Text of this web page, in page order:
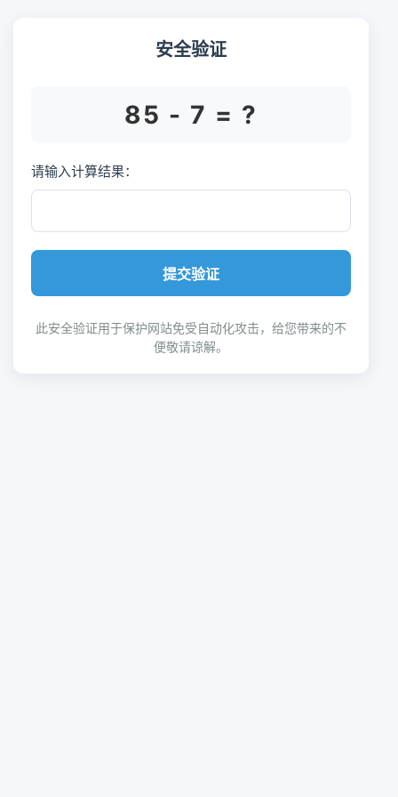
安全验证
85 - 7 = ?
请输入计算结果：
提交验证
此安全验证用于保护网站免受自动化攻击，给您带来的不
便敬请谅解。